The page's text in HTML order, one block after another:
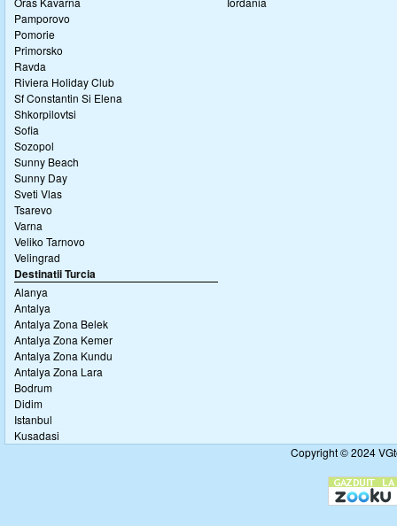
Pamporovo
Pomorie
Primorsko
Ravda
Riviera Holiday Club
Sf Constantin Si Elena
Shkorpilovtsi
Sofia
Sozopol
Sunny Beach
Sunny Day
Sveti Vlas
Tsarevo
Varna
Veliko Tarnovo
Velingrad
Destinatii Turcia
Alanya
Antalya
Antalya Zona Belek
Antalya Zona Kemer
Antalya Zona Kundu
Antalya Zona Lara
Bodrum
Didim
Istanbul
Kusadasi
Copyright © 2024